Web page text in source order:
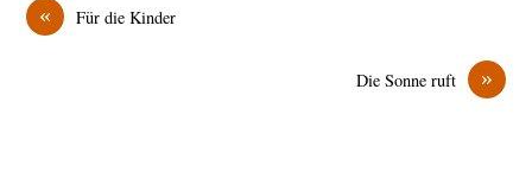
« Für die Kinder
»
Die Sonne ruft